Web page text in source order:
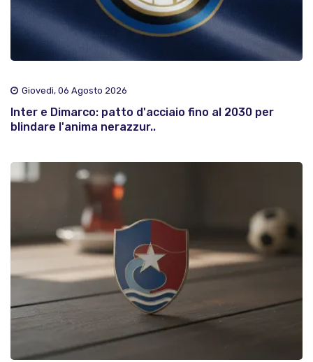
Giovedì, 06 Agosto 2026
Inter e Dimarco: patto d'acciaio fino al 2030 per
blindare l'anima nerazzur..